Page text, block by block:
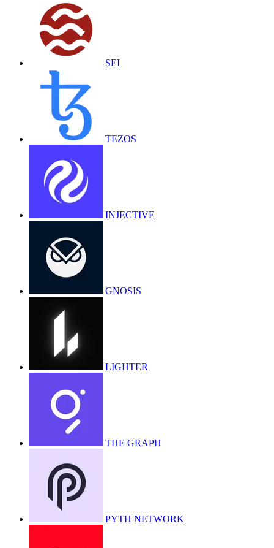
SEI
TEZOS
INJECTIVE
GNOSIS
LIGHTER
THE GRAPH
PYTH NETWORK